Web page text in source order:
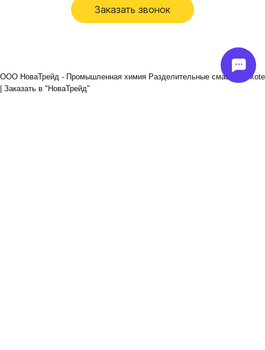
Заказать звонок
ООО НоваТрейд - Промышленная химия Разделительные смазки Frekote
| Заказать в "НоваТрейд"